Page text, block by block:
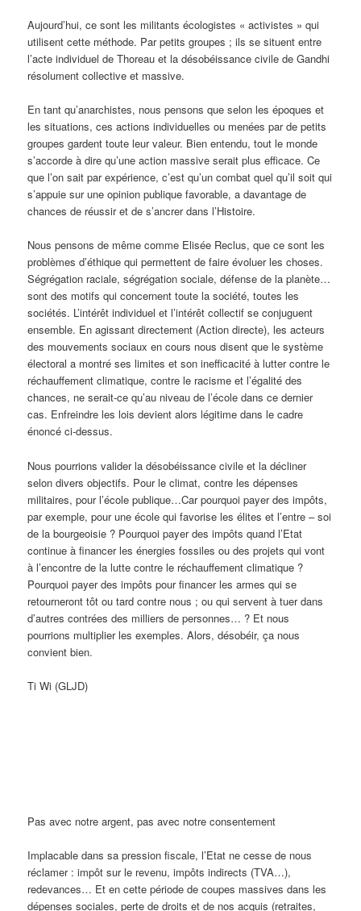
Aujourd’hui, ce sont les militants écologistes « activistes » qui
utilisent cette méthode. Par petits groupes ; ils se situent entre
l’acte individuel de Thoreau et la désobéissance civile de Gandhi
résolument collective et massive.
En tant qu’anarchistes, nous pensons que selon les époques et
les situations, ces actions individuelles ou menées par de petits
groupes gardent toute leur valeur. Bien entendu, tout le monde
s’accorde à dire qu’une action massive serait plus efficace. Ce
que l’on sait par expérience, c’est qu’un combat quel qu’il soit qui
s’appuie sur une opinion publique favorable, a davantage de
chances de réussir et de s’ancrer dans l’Histoire.
Nous pensons de même comme Elisée Reclus, que ce sont les
problèmes d’éthique qui permettent de faire évoluer les choses.
Ségrégation raciale, ségrégation sociale, défense de la planète…
sont des motifs qui concernent toute la société, toutes les
sociétés. L’intérêt individuel et l’intérêt collectif se conjuguent
ensemble. En agissant directement (Action directe), les acteurs
des mouvements sociaux en cours nous disent que le système
électoral a montré ses limites et son inefficacité à lutter contre le
réchauffement climatique, contre le racisme et l’égalité des
chances, ne serait-ce qu’au niveau de l’école dans ce dernier
cas. Enfreindre les lois devient alors légitime dans le cadre
énoncé ci-dessus.
Nous pourrions valider la désobéissance civile et la décliner
selon divers objectifs. Pour le climat, contre les dépenses
militaires, pour l’école publique…Car pourquoi payer des impôts,
par exemple, pour une école qui favorise les élites et l’entre – soi
de la bourgeoisie ? Pourquoi payer des impôts quand l’Etat
continue à financer les énergies fossiles ou des projets qui vont
à l’encontre de la lutte contre le réchauffement climatique ?
Pourquoi payer des impôts pour financer les armes qui se
retourneront tôt ou tard contre nous ; ou qui servent à tuer dans
d’autres contrées des milliers de personnes… ? Et nous
pourrions multiplier les exemples. Alors, désobéir, ça nous
convient bien.
Ti Wi (GLJD)
Pas avec notre argent, pas avec notre consentement
Implacable dans sa pression fiscale, l’Etat ne cesse de nous
réclamer : impôt sur le revenu, impôts indirects (TVA…),
redevances… Et en cette période de coupes massives dans les
dépenses sociales, perte de droits et de nos acquis (retraites,